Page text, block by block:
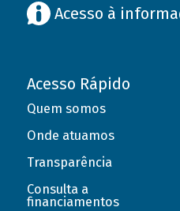
Acesso à
Acesso Rápido
Quem somos
Onde atuamos
Transparência
Consulta a
financiamentos